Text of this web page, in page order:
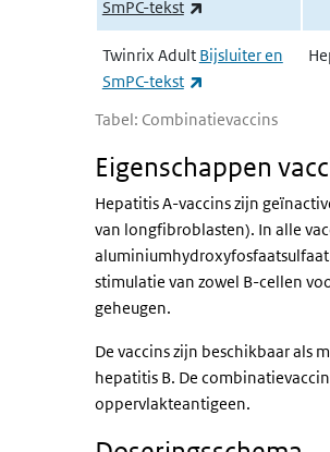
Tabel: Combinatievaccins
SmPC-tekst
Twinrix Adult Bijsluiter en
SmPC-tekst
Eigenschappen
Hepatitis A-vaccins zijn
van longfibroblasten). In alle
stimulatie van zowel B-cellen
geheugen.
De vaccins zijn beschikbaar als
hepatitis B. De
oppervlakteantigeen.